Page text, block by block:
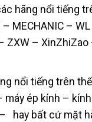
hãng nổi tiếng
MECHANIC –
ZXW –
nổi tiếng trên
máy ép kính –
hay bất cứ mặt